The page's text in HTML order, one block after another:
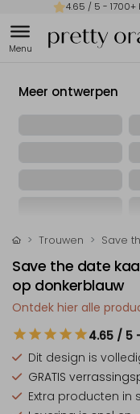
4.65 / 5 - 1700+
Meer ontwerpen
Trouwen Save
Save the date
op donkerblauw
Ontdek hier alle
4.65 / 5
Dit design is
GRATIS
Extra producten in